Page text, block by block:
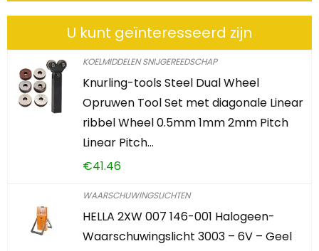
U kunt geïnteresseerd zijn
KOELMIDDELEN SNIJGEREEDSCHAP
Knurling-tools Steel Dual Wheel
Opruwen Tool Set met diagonale Linear
ribbel Wheel 0.5mm 1mm 2mm Pitch
Linear Pitch…
€41.46
WAARSCHUWINGSLICHTEN
HELLA 2XW 007 146-001 Halogeen-
Waarschuwingslicht 3003 – 6V – Geel